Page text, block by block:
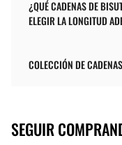
¿QUÉ CADENAS DE
ELEGIR LA LONGITUD
COLECCIÓN DE
SEGUIR